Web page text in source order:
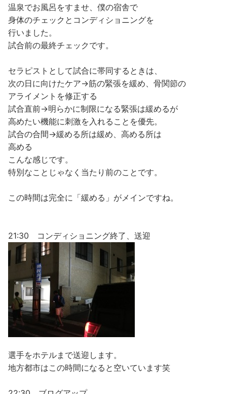
温泉でお風呂をすませ、僕の宿舎で
身体のチェックとコンディショニングを
行いました。
試合前の最終チェックです。
セラピストとして試合に帯同するときは、
次の日に向けたケア→筋の緊張を緩め、骨関節の
アライメントを修正する
試合直前→明らかに制限になる緊張は緩めるが
高めたい機能に刺激を入れることを優先。
試合の合間→緩める所は緩め、高める所は
高める
こんな感じです。
特別なことじゃなく当たり前のことです。
この時間は完全に「緩める」がメインですね。
21:30 コンディショニング終了、送迎
選手をホテルまで送迎します。
地方都市はこの時間になると空いています笑